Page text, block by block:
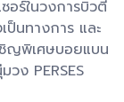
อร์ในวงการบิวตี้
ป็นทางการ และ
ชิญพิเศษบอยแบน
ง PERSES